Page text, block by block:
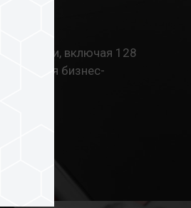
памяти, включая 128
хранения бизнес-